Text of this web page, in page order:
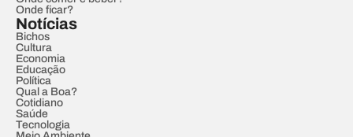
Onde ficar?
Notícias
Bichos
Cultura
Economia
Educação
Política
Qual a Boa?
Cotidiano
Saúde
Tecnologia